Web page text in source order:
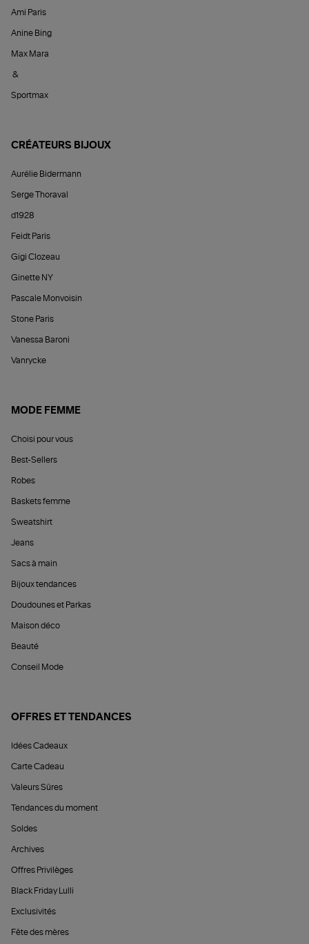
Ami Paris
Anine Bing
Max Mara
&
Sportmax
CRÉATEURS BIJOUX
Aurélie Bidermann
Serge Thoraval
d1928
Feidt Paris
Gigi Clozeau
Ginette NY
Pascale Monvoisin
Stone Paris
Vanessa Baroni
Vanrycke
MODE FEMME
Choisi pour vous
Best-Sellers
Robes
Baskets femme
Sweatshirt
Jeans
Sacs à main
Bijoux tendances
Doudounes et Parkas
Maison déco
Beauté
Conseil Mode
OFFRES ET TENDANCES
Idées Cadeaux
Carte Cadeau
Valeurs Sûres
Tendances du moment
Soldes
Archives
Offres Privilèges
Black Friday Lulli
Exclusivités
Fête des mères